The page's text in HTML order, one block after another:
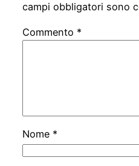
campi obbligatori sono
Commento *
Nome *